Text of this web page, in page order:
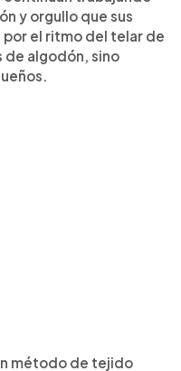
y orgullo que sus
por el ritmo del telar de
de algodón, sino
método de tejido